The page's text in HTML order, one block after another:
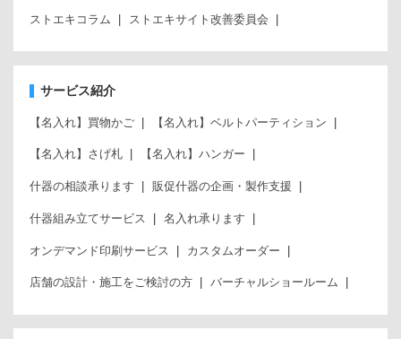
ストエキコラム ストエキサイト改善委員会
サービス紹介
【名入れ】買物かご 【名入れ】ベルトパーティション
【名入れ】さげ札 【名入れ】ハンガー
什器の相談承ります 販促什器の企画・製作支援
什器組み立てサービス 名入れ承ります
オンデマンド印刷サービス カスタムオーダー
店舗の設計・施工をご検討の方 バーチャルショールーム